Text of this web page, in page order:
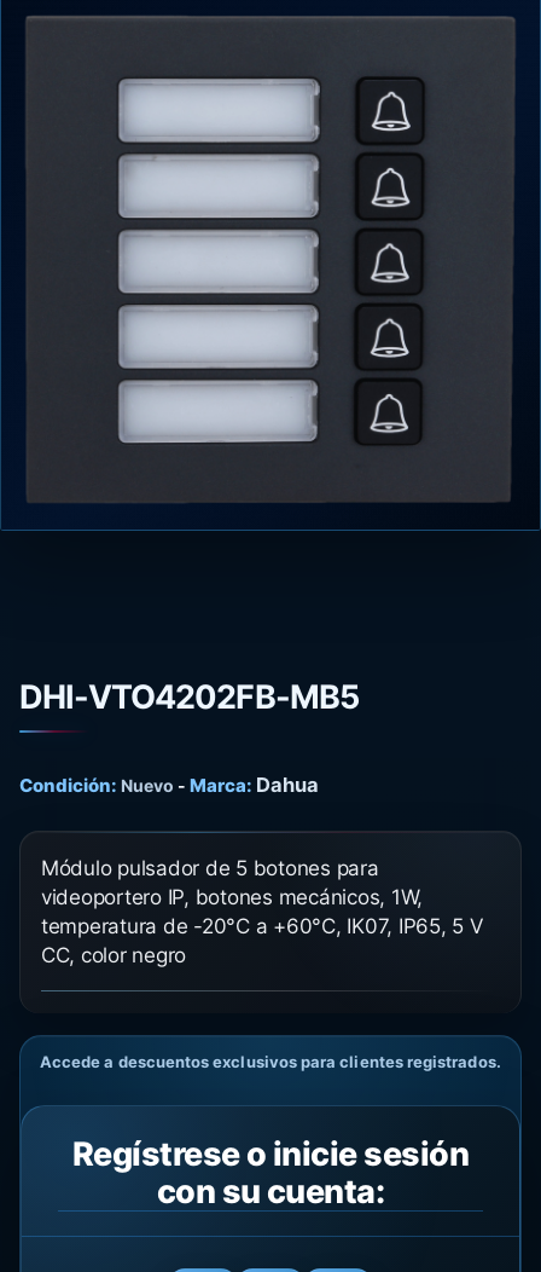
DHI-VTO4202FB-MB5
Condición: Nuevo - Marca: Dahua
Módulo pulsador de 5 botones para
videoportero IP, botones mecánicos, 1W,
temperatura de -20°C a +60°C, IK07, IP65, 5 V
CC, color negro
Accede a descuentos exclusivos para clientes registrados.
Regístrese o inicie sesión
con su cuenta: